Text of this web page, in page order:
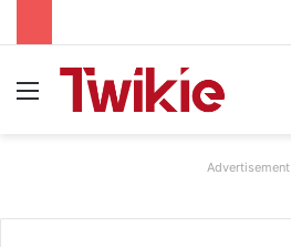
Advertisement